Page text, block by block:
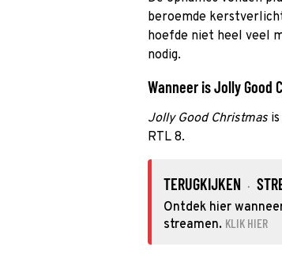
beroemde
hoefde niet heel veel
nodig.
Wanneer is Jolly Good
Jolly Good Christmas
RTL 8.
TERUGKIJKEN ·
Ontdek hier
streamen. KLIK HIER